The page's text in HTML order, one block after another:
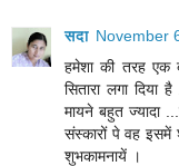
सदा November
हमेशा की तरह
सितारा लगा
मायने बहुत ज्‍यादा
संस्‍कारों पे वह इसमें
शुभकामनायें ।